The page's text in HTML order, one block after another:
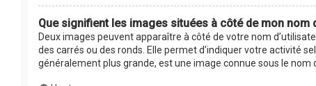
Que signifient les images situées à côté de mon nom
Deux images peuvent apparaître à côté de votre nom
des carrés ou des ronds. Elle permet d’indiquer votre activité
généralement plus grande, est une image connue sous le